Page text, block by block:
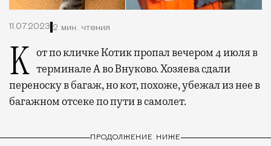
11.07.2023 2 мин. чтения
Кот по кличке Котик пропал вечером 4 июля в терминале А во Внуково. Хозяева сдали
переноску в багаж, но кот, похоже, убежал из нее в
багажном отсеке по пути в самолет.
ПРОДОЛЖЕНИЕ НИЖЕ